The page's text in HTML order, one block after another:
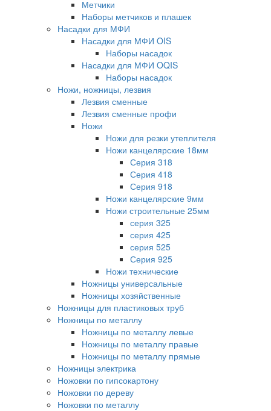
Метчики
Наборы метчиков и плашек
Насадки для МФИ
Насадки для МФИ OIS
Наборы насадок
Насадки для МФИ OQIS
Наборы насадок
Ножи, ножницы, лезвия
Лезвия сменные
Лезвия сменные профи
Ножи
Ножи для резки утеплителя
Ножи канцелярские 18мм
Серия 318
Серия 418
Серия 918
Ножи канцелярские 9мм
Ножи строительные 25мм
серия 325
серия 425
серия 525
Серия 925
Ножи технические
Ножницы универсальные
Ножницы хозяйственные
Ножницы для пластиковых труб
Ножницы по металлу
Ножницы по металлу левые
Ножницы по металлу правые
Ножницы по металлу прямые
Ножницы электрика
Ножовки по гипсокартону
Ножовки по дереву
Ножовки по металлу